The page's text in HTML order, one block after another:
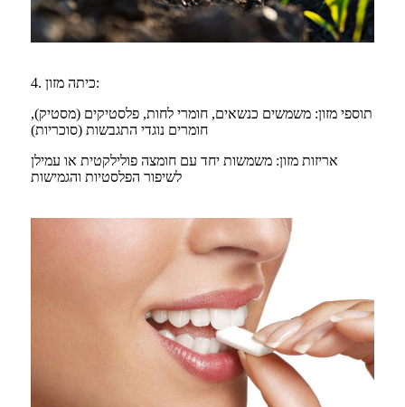
4. כיתה מזון:
תוספי מזון: משמשים כנשאים, חומרי לחות, פלסטיקים (מסטיק),
חומרים נוגדי התגבשות (סוכריות)
אריזות מזון: משמשות יחד עם חומצה פולילקטית או עמילן
לשיפור הפלסטיות והגמישות